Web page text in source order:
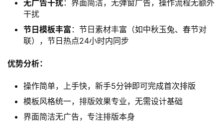
无广告干扰：界面简洁，无弹窗广告，操作流程无额外
干扰
节日模板丰富 ：节日素材丰富（如中秋玉兔、春节对
联），节日热点24小时内同步
优势分析：
操作简单，上手快，新手5分钟即可完成首次排版
模板风格统一，排版效果专业，无需设计基础
界面简洁无广告，专注排版本身